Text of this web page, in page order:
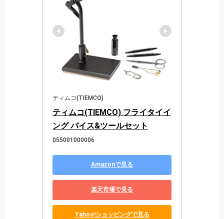
ティムコ(TIEMCO)
ティムコ(TIEMCO) フライタイイ
ング バイス&ツールセット
055001000006
Amazonで見る
楽天市場で見る
Yahoo!ショッピングで見る